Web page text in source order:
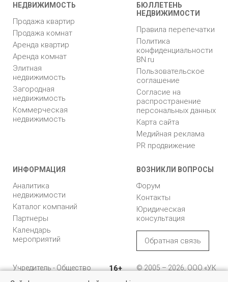
НЕДВИЖИМОСТЬ
Продажа квартир
Продажа комнат
Аренда квартир
Аренда комнат
Элитная
недвижимость
Загородная
недвижимость
Коммерческая
недвижимость
БЮЛЛЕТЕНЬ
НЕДВИЖИМОСТИ
Правила перепечатки
Политика
конфиденциальности
BN.ru
Пользовательское
соглашение
Согласие на
распространение
персональных данных
Карта сайта
Медийная реклама
PR продвижение
ИНФОРМАЦИЯ
Аналитика
недвижимости
Каталог компаний
Партнеры
Календарь
мероприятий
ВОЗНИКЛИ ВОПРОСЫ
Форум
Контакты
Юридическая
консультация
Обратная связь
Учредитель - Общество
16+
© 2005 – 2026, ООО «УК